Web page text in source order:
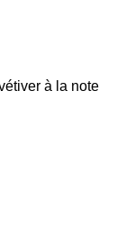
à la note